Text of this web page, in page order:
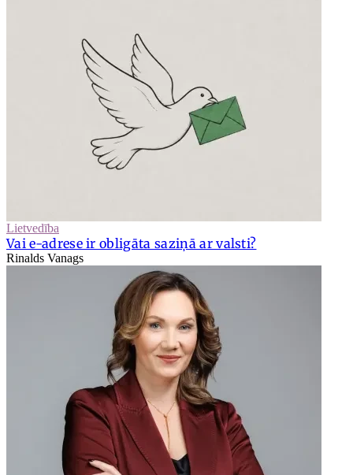
Lietvedība
Vai e-adrese ir obligāta saziņā ar valsti?
Rinalds Vanags